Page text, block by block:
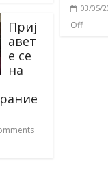
Приј
авет
е се
на
03/05/
Off